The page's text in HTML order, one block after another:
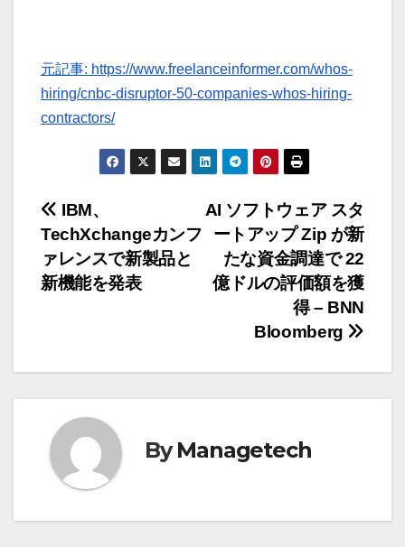
元記事: https://www.freelanceinformer.com/whos-
hiring/cnbc-disruptor-50-companies-whos-hiring-
contractors/
投
稿
ナ
ゲ
シ
ョ
ン
AI ソフトウェア スタ
ートアップ Zip が新
たな資金調達で 22
億ドルの評価額を獲
得 – BNN
Bloomberg
IBM、
TechXchangeカンフ
ァレンスで新製品と
新機能を発表
ByManagetech